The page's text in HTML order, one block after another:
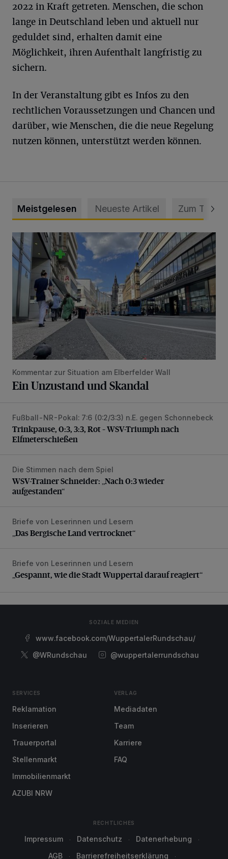
2022 in Kraft getreten. Menschen, die schon
lange in Deutschland leben und aktuell nur
geduldet sind, erhalten damit eine
Möglichkeit, ihren Aufenthalt langfristig zu
sichern.
In der Veranstaltung gibt es Infos zu den
rechtlichen Voraussetzungen und Chancen und
darüber, wie Menschen, die die neue Regelung
nutzen können, unterstützt werden können.
Meistgelesen Neueste Artikel Zum Thema
Ein Unzustand und Skandal
Kommentar zur Situation am Elberfelder Wall
Ein Unzustand und Skandal
Trinkpause, 0:3, 3:3, Rot – WSV-Triumph nach
Fußball-NR-Pokal: 7:6 (0:2/3:3) n.E. gegen Schonnebeck
Trinkpause, 0:3, 3:3, Rot – WSV-Triumph nach
Elfmeterschießen
WSV-Trainer Schneider: „Nach 0:3 wieder aufgestanden“
Die Stimmen nach dem Spiel
WSV-Trainer Schneider: „Nach 0:3 wieder
aufgestanden“
„Das Bergische Land vertrocknet“
Briefe von Leserinnen und Lesern
„Das Bergische Land vertrocknet“
„Gespannt, wie die Stadt Wuppertal darauf reagiert“
Briefe von Leserinnen und Lesern
„Gespannt, wie die Stadt Wuppertal darauf reagiert“
SOZIALE MEDIEN
www.facebook.com/WuppertalerRundschau/
@WRundschau
@wuppertalerrundschau
SERVICES
Reklamation
Inserieren
Trauerportal
Stellenmarkt
Immobilienmarkt
AZUBI NRW
VERLAG
Mediadaten
Team
Karriere
FAQ
RECHTLICHES
Impressum Datenschutz
Datenerhebung
AGB
Barrierefreiheitserklärung